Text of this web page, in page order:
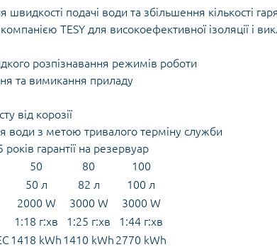
подачі води та збільшення кількості
ТЕSY для високоефективної ізоляції і
розпізнавання режимів роботи
та вимикання приладу
від корозії
води з метою тривалого терміну служби
років гарантії на резервуар
50 80
100
50 л 82 л
100 л
2000 W 3000 W
3000 W
1:18 г:хв 1:25 г:хв
1:44 г:хв
1418 kWh 1410 kWh 2770 kWh